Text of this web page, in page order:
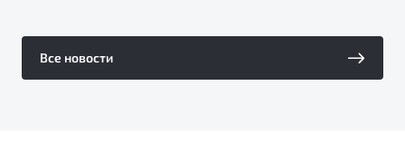
Все новости